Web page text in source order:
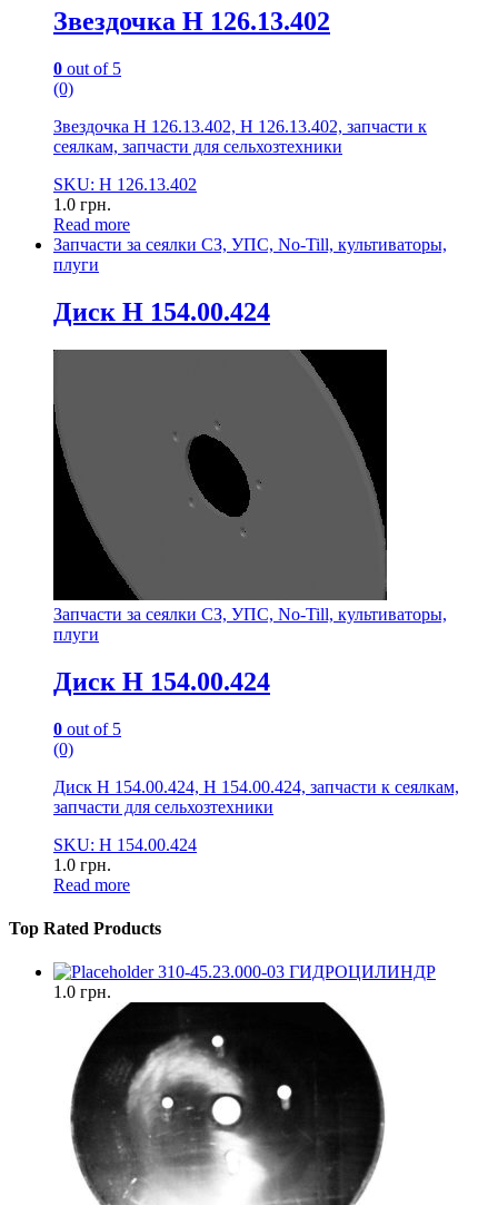
Звездочка Н 126.13.402
0 out of 5
(0)
Звездочка Н 126.13.402, Н 126.13.402, запчасти к
сеялкам, запчасти для сельхозтехники
SKU: Н 126.13.402
1.0 грн.
Read more
Запчасти за сеялки СЗ, УПС, No-Till, культиваторы,
плуги
Диск Н 154.00.424
Запчасти за сеялки СЗ, УПС, No-Till, культиваторы,
плуги
Диск Н 154.00.424
0 out of 5
(0)
Диск Н 154.00.424, Н 154.00.424, запчасти к сеялкам,
запчасти для сельхозтехники
SKU: Н 154.00.424
1.0 грн.
Read more
Top Rated Products
310-45.23.000-03 ГИДРОЦИЛИНДР
1.0 грн.